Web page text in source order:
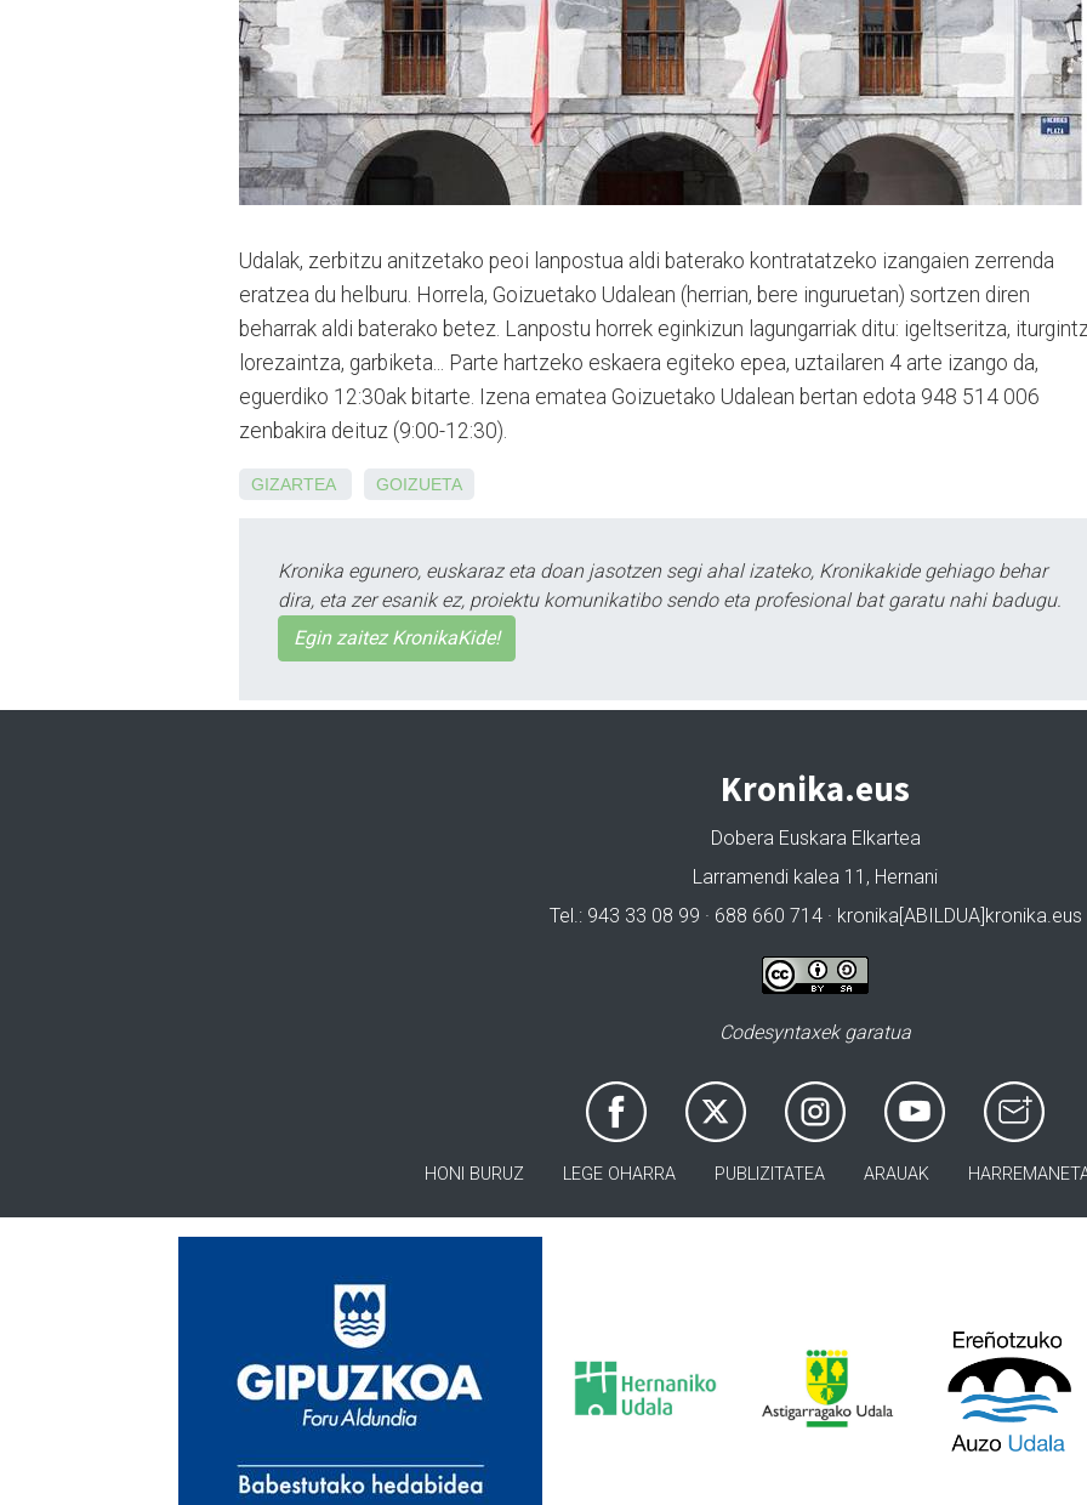
Udalak, zerbitzu anitzetako peoi lanpostua aldi baterako kontratatzeko izangaien zerrenda
eratzea du helburu. Horrela, Goizuetako Udalean (herrian, bere inguruetan) sortzen diren
beharrak aldi baterako betez. Lanpostu horrek eginkizun lagungarriak ditu: igeltseritza,
lorezaintza, garbiketa... Parte hartzeko eskaera egiteko epea, uztailaren 4 arte izango da,
eguerdiko 12:30ak bitarte. Izena ematea Goizuetako Udalean bertan edota 948 514 006
zenbakira deituz (9:00-12:30).
GIZARTEA GOIZUETA
Kronika egunero, euskaraz eta doan jasotzen segi ahal izateko, Kronikakide gehiago behar
dira, eta zer esanik ez, proiektu komunikatibo sendo eta profesional bat garatu nahi badugu.
Egin zaitez KronikaKide!
Kronika.eus
Dobera Euskara Elkartea
Larramendi kalea 11, Hernani
Tel.: 943 33 08 99 · 688 660 714 · kronika[ABILDUA]kronika.eus
Codesyntaxek garatua
HONI BURUZ LEGE OHARRA PUBLIZITATEA ARAUAK